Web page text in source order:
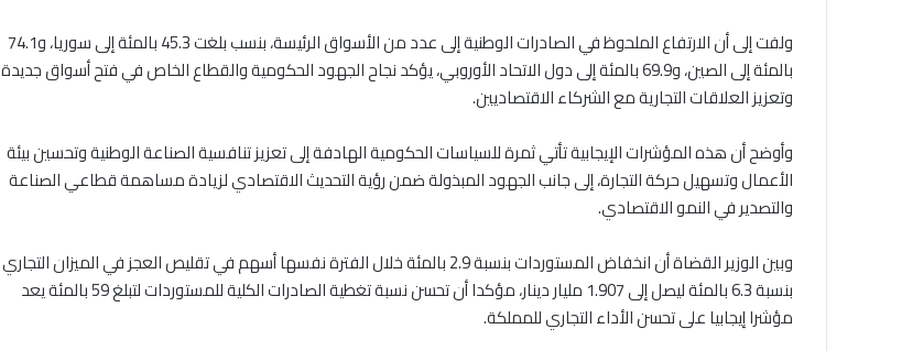
ولفت إلى أن الارتفاع الملحوظ في الصادرات الوطنية إلى عدد من الأسواق الرئيسة، بنسب بلغت 45.3 بالمئة إلى سوريا، و74.1
بالمئة إلى الصين، و69.9 بالمئة إلى دول الاتحاد الأوروبي، يؤكد نجاح الجهود الحكومية والقطاع الخاص في فتح أسواق جديدة
وتعزيز العلاقات التجارية مع الشركاء الاقتصاديين.
وأوضح أن هذه المؤشرات الإيجابية تأتي ثمرة للسياسات الحكومية الهادفة إلى تعزيز تنافسية الصناعة الوطنية وتحسين بيئة
الأعمال وتسهيل حركة التجارة، إلى جانب الجهود المبذولة ضمن رؤية التحديث الاقتصادي لزيادة مساهمة قطاعي الصناعة
والتصدير في النمو الاقتصادي.
وبين الوزير القضاة أن انخفاض المستوردات بنسبة 2.9 بالمئة خلال الفترة نفسها أسهم في تقليص العجز في الميزان التجاري
بنسبة 6.3 بالمئة ليصل إلى 1.907 مليار دينار، مؤكدا أن تحسن نسبة تغطية الصادرات الكلية للمستوردات لتبلغ 59 بالمئة يعد
مؤشرا إيجابيا على تحسن الأداء التجاري للمملكة.